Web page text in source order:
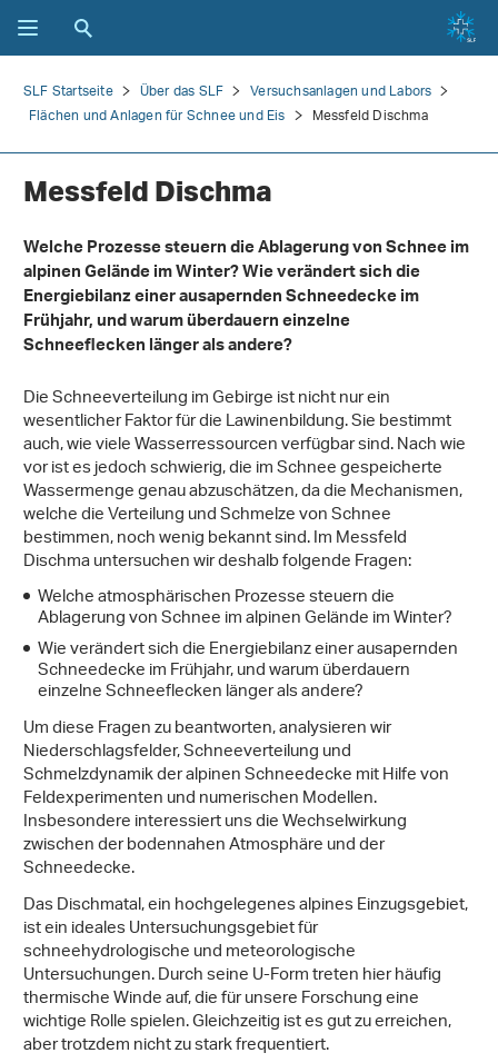
SLF Startseite Über das SLF
Versuchsanlagen und Labors
Flächen und Anlagen für Schnee und Eis
Messfeld Dischma
Messfeld Dischma
Welche Prozesse steuern die Ablagerung von Schnee im
alpinen Gelände im Winter? Wie verändert sich die
Energiebilanz einer ausapernden Schneedecke im
Frühjahr, und warum überdauern einzelne
Schneeflecken länger als andere?
Die Schneeverteilung im Gebirge ist nicht nur ein
wesentlicher Faktor für die Lawinenbildung. Sie bestimmt
auch, wie viele Wasserressourcen verfügbar sind. Nach wie
vor ist es jedoch schwierig, die im Schnee gespeicherte
Wassermenge genau abzuschätzen, da die Mechanismen,
welche die Verteilung und Schmelze von Schnee
bestimmen, noch wenig bekannt sind. Im Messfeld
Dischma untersuchen wir deshalb folgende Fragen:
Welche atmosphärischen Prozesse steuern die
Ablagerung von Schnee im alpinen Gelände im Winter?
Wie verändert sich die Energiebilanz einer ausapernden
Schneedecke im Frühjahr, und warum überdauern
einzelne Schneeflecken länger als andere?
Um diese Fragen zu beantworten, analysieren wir
Niederschlagsfelder, Schneeverteilung und
Schmelzdynamik der alpinen Schneedecke mit Hilfe von
Feldexperimenten und numerischen Modellen.
Insbesondere interessiert uns die Wechselwirkung
zwischen der bodennahen Atmosphäre und der
Schneedecke.
Das Dischmatal, ein hochgelegenes alpines Einzugsgebiet,
ist ein ideales Untersuchungsgebiet für
schneehydrologische und meteorologische
Untersuchungen. Durch seine U-Form treten hier häufig
thermische Winde auf, die für unsere Forschung eine
wichtige Rolle spielen. Gleichzeitig ist es gut zu erreichen,
aber trotzdem nicht zu stark frequentiert.